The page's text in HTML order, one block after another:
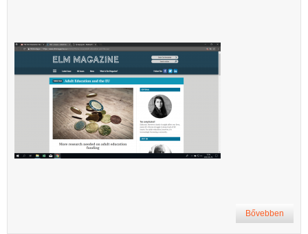
Bővebben